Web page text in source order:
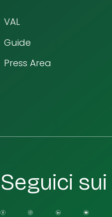
VAL
Guide
Press Area
Seguici sui